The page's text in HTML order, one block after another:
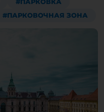
#ПАРКОВОЧНАЯ ЗОНА